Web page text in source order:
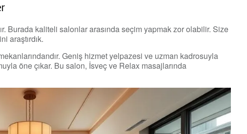
Burada kaliteli salonlar arasında seçim yapmak zor olabilir. Size
araştırdık.
Geniş hizmet yelpazesi ve uzman kadrosuyla
öne çıkar. Bu salon, İsveç ve Relax masajlarında